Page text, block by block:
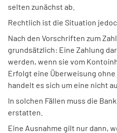
selten zunächst ab.
Rechtlich ist die Situation
Nach den Vorschriften zum
grundsätzlich: Eine Zahlung
werden, wenn sie vom
Erfolgt eine Überweisung
handelt es sich um eine nicht
In solchen Fällen muss die
erstatten.
Eine Ausnahme gilt nur dann,